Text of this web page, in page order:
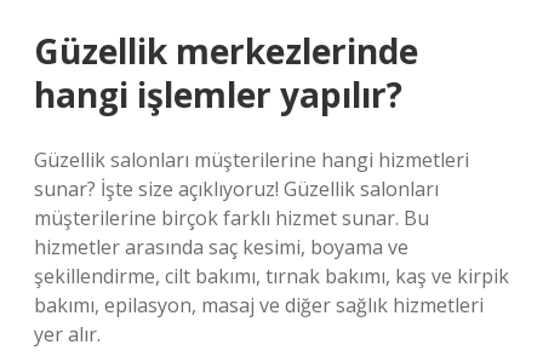
Güzellik merkezlerinde
hangi işlemler yapılır?
Güzellik salonları müşterilerine hangi hizmetleri
sunar? İşte size açıklıyoruz! Güzellik salonları
müşterilerine birçok farklı hizmet sunar. Bu
hizmetler arasında saç kesimi, boyama ve
şekillendirme, cilt bakımı, tırnak bakımı, kaş ve kirpik
bakımı, epilasyon, masaj ve diğer sağlık hizmetleri
yer alır.